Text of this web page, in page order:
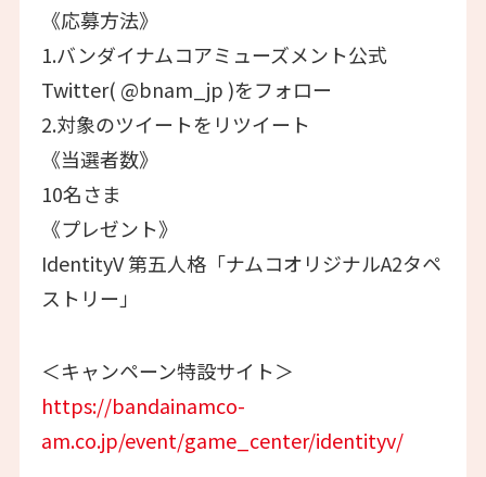
《応募方法》
1.バンダイナムコアミューズメント公式
Twitter( @bnam_jp )をフォロー
2.対象のツイートをリツイート
《当選者数》
10名さま
《プレゼント》
IdentityV 第五人格「ナムコオリジナルA2タペ
ストリー」
＜キャンペーン特設サイト＞
https://bandainamco-
am.co.jp/event/game_center/identityv/